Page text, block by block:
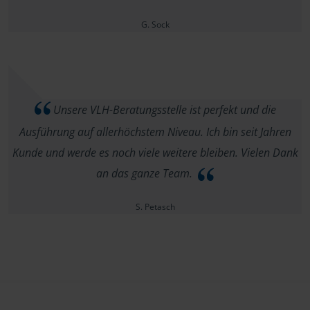
G. Sock
Unsere VLH-Beratungsstelle ist perfekt und die
Ausführung auf allerhöchstem Niveau. Ich bin seit Jahren
Kunde und werde es noch viele weitere bleiben. Vielen Dank
an das ganze Team.
S. Petasch